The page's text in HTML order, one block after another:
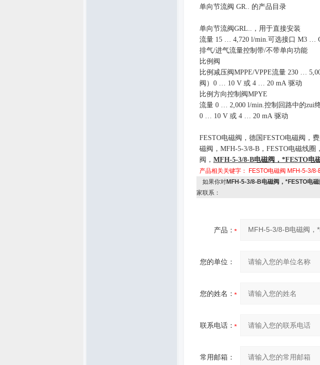
单向节流阀 GR.. 的产品目录
单向节流阀GRL.. ，用于直接安装
流量 15 … 4,720 l/min.可选接口 M3 …
排气/进气流量控制带/不带单向功能
比例阀
比例减压阀MPPE/VPPE流量 230 …
阀） 0 … 10 V 或 4 … 20 mA 驱动
比例方向控制阀MPYE
流量 0 … 2,000 l/min.控制回路中的zui
0 … 10 V 或 4 … 20 mA 驱动
FESTO电磁阀 ，德国 FESTO电磁阀，
磁阀， MFH-5-3/8-B ， FESTO电磁线圈，
阀， MFH-5-3/8-B电磁阀，*FESTO电
产品相关关键字： FESTO电磁阀 MFH-5-3/8-
如果你对MFH-5-3/8-B电磁阀，*FESTO电磁
家联系：
产品：
您的单位：
您的姓名：
联系电话：
常用邮箱：